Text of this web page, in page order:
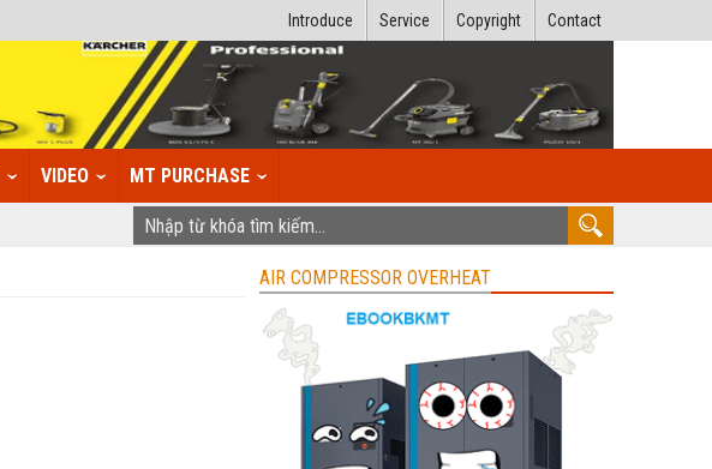
Contact
Copyright
Service
Introduce
VIDEO MT PURCHASE
AIR COMPRESSOR OVERHEAT